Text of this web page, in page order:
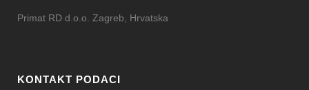
Primat RD d.o.o. Zagreb, Hrvatska
KONTAKT PODACI